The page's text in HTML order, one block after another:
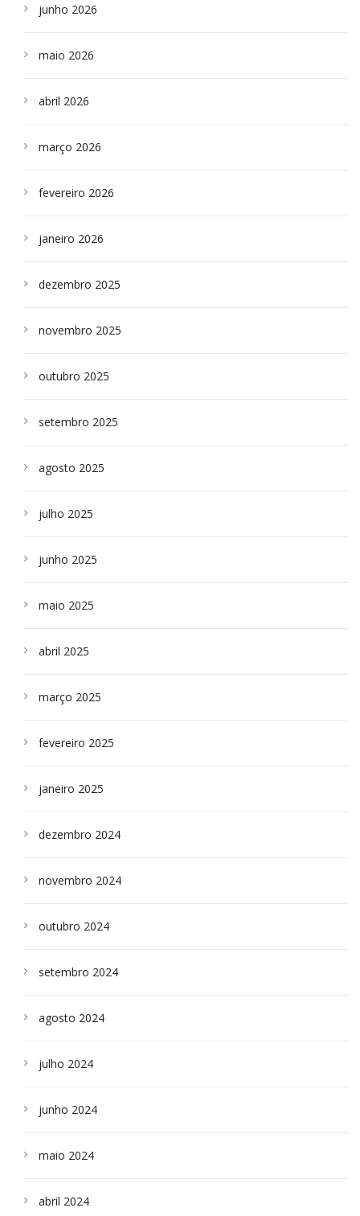
junho 2026
maio 2026
abril 2026
março 2026
fevereiro 2026
janeiro 2026
dezembro 2025
novembro 2025
outubro 2025
setembro 2025
agosto 2025
julho 2025
junho 2025
maio 2025
abril 2025
março 2025
fevereiro 2025
janeiro 2025
dezembro 2024
novembro 2024
outubro 2024
setembro 2024
agosto 2024
julho 2024
junho 2024
maio 2024
abril 2024